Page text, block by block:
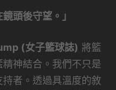
頭後守望。」
(女子籃球誌) 將籃
神結合。我們不只是
者。透過具溫度的敘